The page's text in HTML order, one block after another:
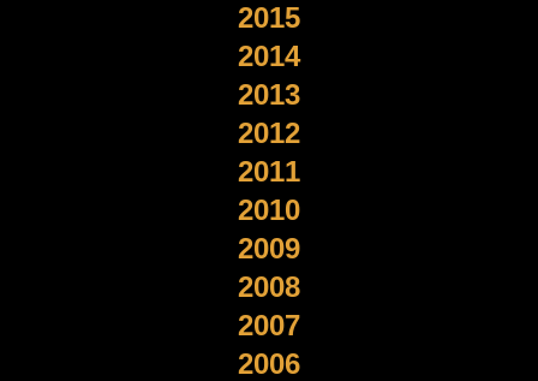
2015
2014
2013
2012
2011
2010
2009
2008
2007
2006